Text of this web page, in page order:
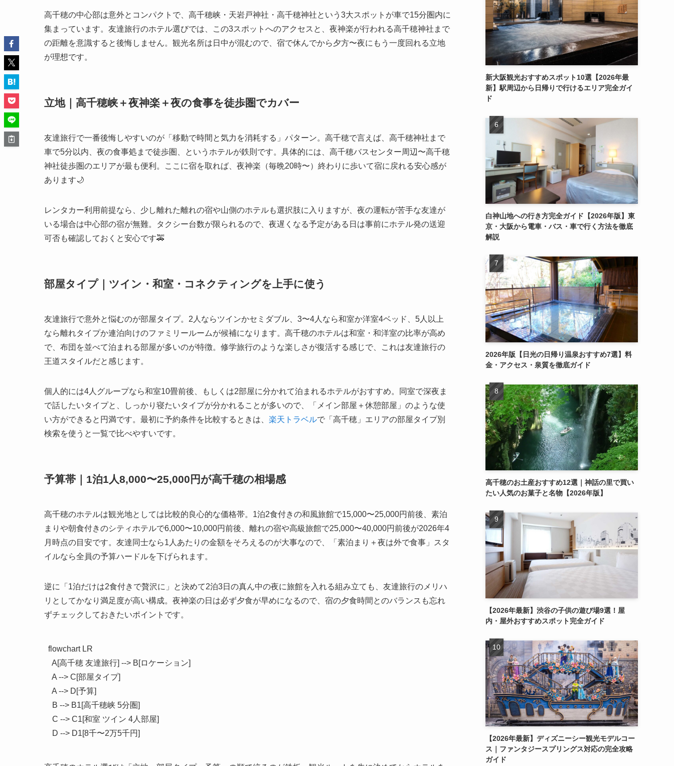
高千穂の中心部は意外とコンパクトで、高千穂峡・天岩戸神社・高千穂神社という3大スポットが車で15分圏内に
集まっています。友達旅行のホテル選びでは、この3スポットへのアクセスと、夜神楽が行われる高千穂神社まで
の距離を意識すると後悔しません。観光名所は日中が混むので、宿で休んでから夕方〜夜にもう一度回れる立地
が理想です。
立地｜高千穂峡＋夜神楽＋夜の食事を徒歩圏でカバー
友達旅行で一番後悔しやすいのが「移動で時間と気力を消耗する」パターン。高千穂で言えば、高千穂神社まで
車で5分以内、夜の食事処まで徒歩圏、というホテルが鉄則です。具体的には、高千穂バスセンター周辺〜高千穂
神社徒歩圏のエリアが最も便利。ここに宿を取れば、夜神楽（毎晩20時〜）終わりに歩いて宿に戻れる安心感が
あります🌙
レンタカー利用前提なら、少し離れた離れの宿や山側のホテルも選択肢に入りますが、夜の運転が苦手な友達が
いる場合は中心部の宿が無難。タクシー台数が限られるので、夜遅くなる予定がある日は事前にホテル発の送迎
可否も確認しておくと安心です🚕
部屋タイプ｜ツイン・和室・コネクティングを上手に使う
友達旅行で意外と悩むのが部屋タイプ。2人ならツインかセミダブル、3〜4人なら和室か洋室4ベッド、5人以上
なら離れタイプか連泊向けのファミリールームが候補になります。高千穂のホテルは和室・和洋室の比率が高め
で、布団を並べて泊まれる部屋が多いのが特徴。修学旅行のような楽しさが復活する感じで、これは友達旅行の
王道スタイルだと感じます。
個人的には4人グループなら和室10畳前後、もしくは2部屋に分かれて泊まれるホテルがおすすめ。同室で深夜ま
で話したいタイプと、しっかり寝たいタイプが分かれることが多いので、「メイン部屋＋休憩部屋」のような使
い方ができると円満です。最初に予約条件を比較するときは、 楽天トラベルで「高千穂」エリアの部屋タイプ別
検索を使うと一覧で比べやすいです。
予算帯｜1泊1人8,000〜25,000円が高千穂の相場感
高千穂のホテルは観光地としては比較的良心的な価格帯。1泊2食付きの和風旅館で15,000〜25,000円前後、素泊
まりや朝食付きのシティホテルで6,000〜10,000円前後、離れの宿や高級旅館で25,000〜40,000円前後が2026年4
月時点の目安です。友達同士なら1人あたりの金額をそろえるのが大事なので、「素泊まり＋夜は外で食事」スタ
イルなら全員の予算ハードルを下げられます。
逆に「1泊だけは2食付きで贅沢に」と決めて2泊3日の真ん中の夜に旅館を入れる組み立ても、友達旅行のメリハ
リとしてかなり満足度が高い構成。夜神楽の日は必ず夕食が早めになるので、宿の夕食時間とのバランスも忘れ
ずチェックしておきたいポイントです。
flowchart LR
  A[高千穂 友達旅行] --> B[ロケーション]
  A --> C[部屋タイプ]
  A --> D[予算]
  B --> B1[高千穂峡 5分圏]
  C --> C1[和室 ツイン 4人部屋]
  D --> D1[8千〜2万5千円]
新大阪観光おすすめスポット10選【2026年最
新】駅周辺から日帰りで行けるエリア完全ガイ
ド
白神山地への行き方完全ガイド【2026年版】東
京・大阪から電車・バス・車で行く方法を徹底
解説
2026年版【日光の日帰り温泉おすすめ7選】料
金・アクセス・泉質を徹底ガイド
高千穂のお土産おすすめ12選｜神話の里で買い
たい人気のお菓子と名物【2026年版】
【2026年最新】渋谷の子供の遊び場9選！屋
内・屋外おすすめスポット完全ガイド
【2026年最新】ディズニーシー観光モデルコー
ス｜ファンタジースプリングス対応の完全攻略
ガイド